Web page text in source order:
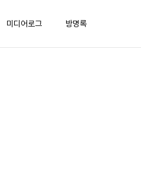
미디어로그 방명록